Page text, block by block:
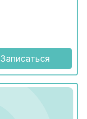
Записаться